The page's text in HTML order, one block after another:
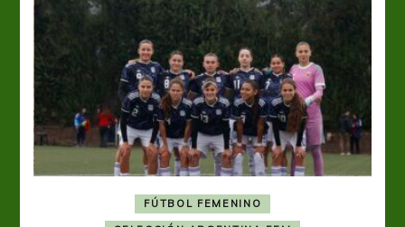
FÚTBOL FEMENINO